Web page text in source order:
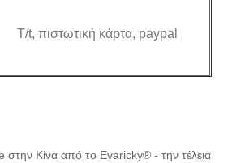
T/t, πιστωτική κάρτα, paypal
Κίνα από το Evaricky® - την τέλεια